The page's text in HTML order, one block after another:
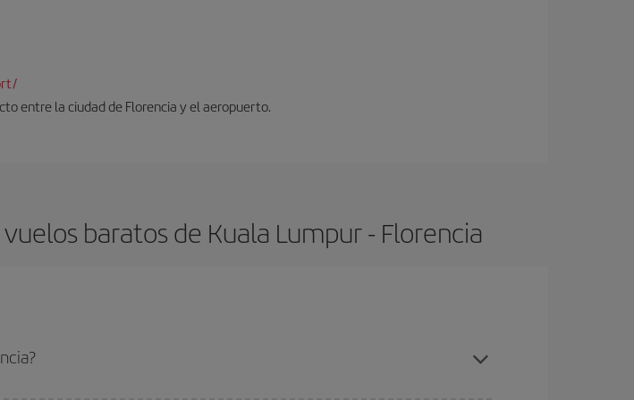
entre la ciudad de Florencia y el aeropuerto.
baratos de Kuala Lumpur - Florencia